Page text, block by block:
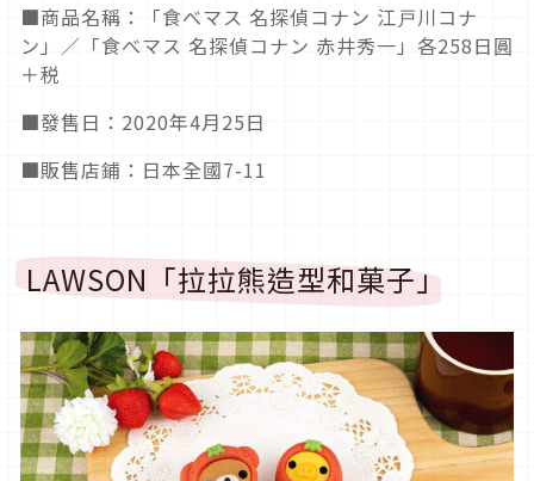
■商品名稱：「食べマス 名探偵コナン 江戸川コナ
ン」／「食べマス 名探偵コナン 赤井秀一」各258日圓
＋税
■發售日：2020年4月25日
■販售店鋪：日本全國7-11
LAWSON「拉拉熊造型和菓子」